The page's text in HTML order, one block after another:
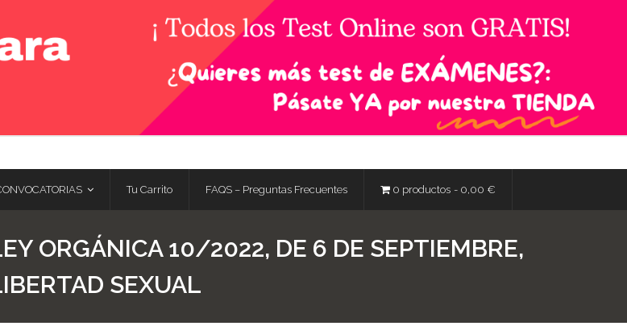
Tu Carrito FAQS – Preguntas Frecuentes 0 productos 0,00 €
ORGÁNICA 10/2022, DE 6 DE SEPTIEMBRE,
SEXUAL